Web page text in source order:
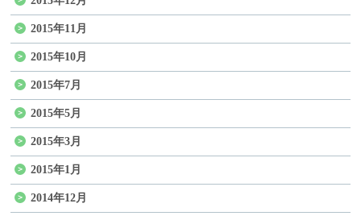
2015年11月
2015年10月
2015年7月
2015年5月
2015年3月
2015年1月
2014年12月